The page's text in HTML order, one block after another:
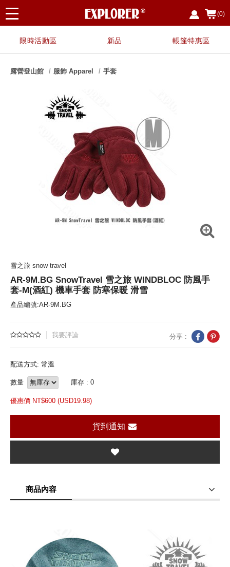
(0)
限時活動區 新品 帳篷特惠區
露營登山館 服飾 Apparel 手套
雪之旅 snow travel
AR-9M.BG SnowTravel 雪之旅 WINDBLOC 防風手
套-M(酒紅) 機車手套 防寒保暖 滑雪
產品編號:AR-9M.BG
我要評論 分享 :
配送方式: 常溫
數量 庫存 : 0
優惠價 NT$600 (USD19.98)
貨到通知
商品內容